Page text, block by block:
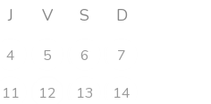
J V S D
4 5 6
7
11 12 13
14